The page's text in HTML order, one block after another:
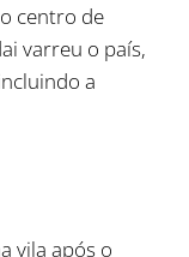
centro de
varreu o país,
a
vila após o